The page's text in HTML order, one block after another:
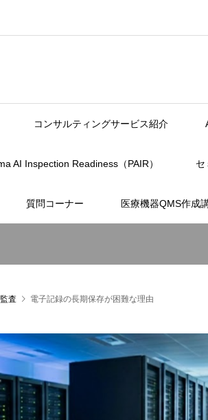
コンサルティングサービス紹介
AI Inspection Readiness（PAIR） セ
質問コーナー 医療機器QMS作成
査 電子記録の長期保存が困難な理由